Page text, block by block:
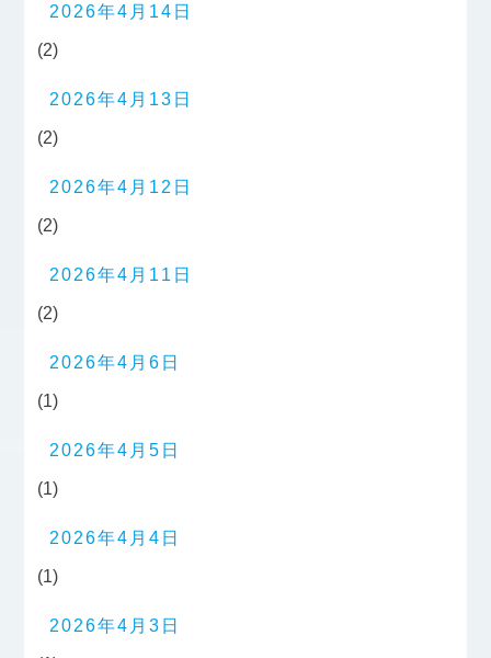
2026年4月14日
(2)
2026年4月13日
(2)
2026年4月12日
(2)
2026年4月11日
(2)
2026年4月6日
(1)
2026年4月5日
(1)
2026年4月4日
(1)
2026年4月3日